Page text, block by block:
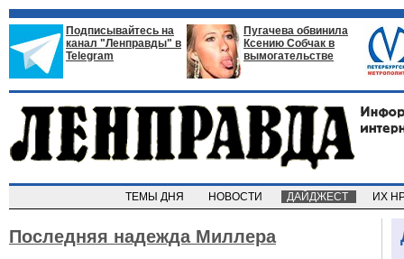
Подписывайтесь на
канал "Ленправды" в
Telegram
Пугачева обвинила
Ксению Собчак в
вымогательстве
ТЕМЫ ДНЯ НОВОСТИ ДАЙДЖЕСТ ИХ
Последняя надежда Миллера